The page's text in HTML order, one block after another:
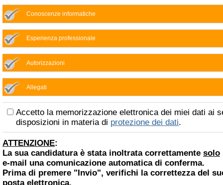
Conoscenze informatiche
Esperienza professionale
Autorizzazioni
Allegati
Accetto la memorizzazione elettronica dei miei dati ai
disposizioni in materia di protezione dei dati.
ATTENZIONE:
La sua candidatura è stata inoltrata correttamente solo
e-mail una comunicazione automatica di conferma.
Prima di premere "Invio", verifichi la correttezza del
posta elettronica.